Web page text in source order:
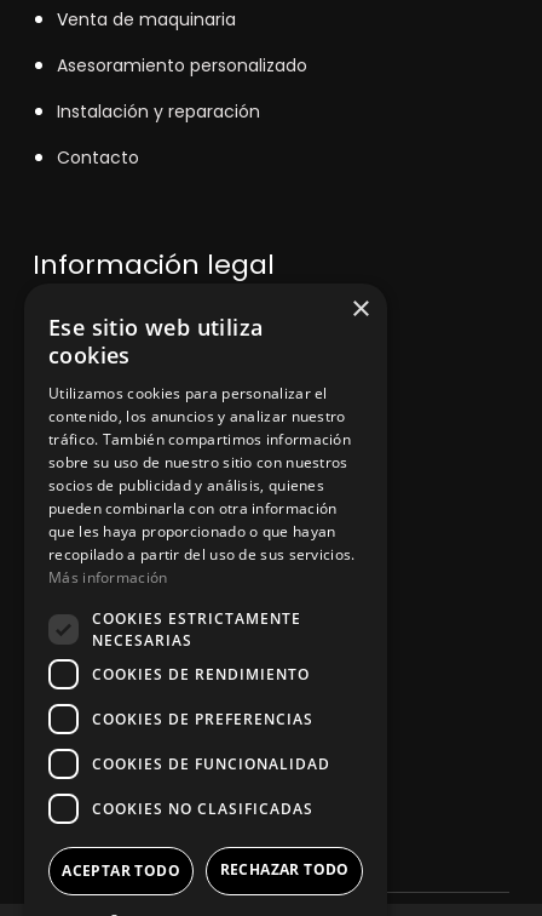
Venta de maquinaria
Asesoramiento personalizado
Instalación y reparación
Contacto
Información legal
Política de privacidad
Aviso legal
App Zine Hostelería
Síguenos
×
Ese sitio web utiliza
cookies
Utilizamos cookies para personalizar el
contenido, los anuncios y analizar nuestro
tráfico. También compartimos información
sobre su uso de nuestro sitio con nuestros
socios de publicidad y análisis, quienes
pueden combinarla con otra información
que les haya proporcionado o que hayan
recopilado a partir del uso de sus servicios.
Más información
COOKIES ESTRICTAMENTE
NECESARIAS
COOKIES DE RENDIMIENTO
COOKIES DE PREFERENCIAS
COOKIES DE FUNCIONALIDAD
COOKIES NO CLASIFICADAS
ACEPTAR TODO RECHAZAR TODO